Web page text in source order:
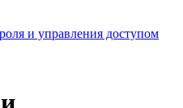
и управления доступом